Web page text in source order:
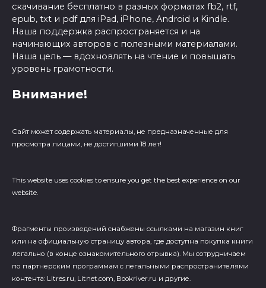
скачивание бесплатно в разных форматах fb2, rtf,
epub, txt и pdf для iPad, iPhone, Android и Kindle.
Наша поддержка распространяется и на
начинающих авторов с полезными материалами.
Наша цель — вдохновлять на чтение и повышать
уровень грамотности.
Внимание!
Сайт может содержать материалы, не предназначенные для
просмотра лицами, не достигшими 18 лет!
This website uses cookies to ensure you get the best experience on our
website.
Фрагменты произведений cнабжены ссылками на магазин книг
или на официальную страницу автора, где доступна покупка книги
легально (в конце ознакомительного отрывка). Мы сотрудничаем
по партнерским программам с легальными распространителями
контента: Litres.ru, Litnet.com, Bookriver.ru и другие.